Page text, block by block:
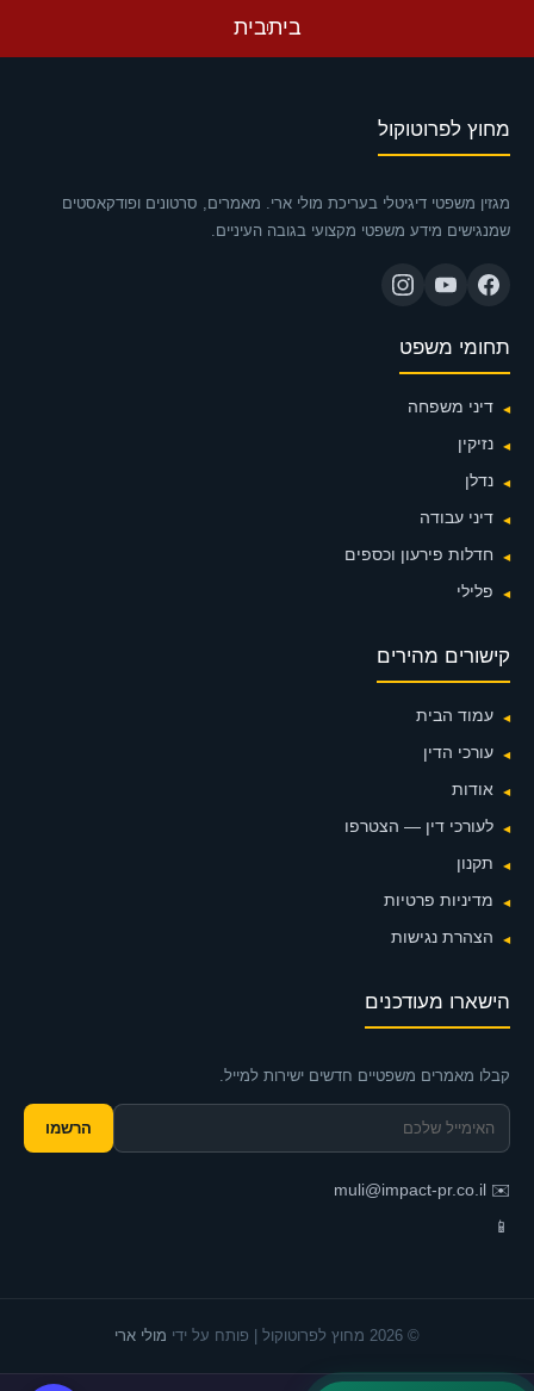
ביתבית
מחוץ לפרוטוקול
מגזין משפטי דיגיטלי בעריכת מולי ארי. מאמרים, סרטונים ופודקאסטים
שמנגישים מידע משפטי מקצועי בגובה העיניים.
תחומי משפט
דיני משפחה
נזיקין
נדלן
דיני עבודה
חדלות פירעון וכספים
פלילי
קישורים מהירים
עמוד הבית
עורכי הדין
אודות
לעורכי דין — הצטרפו
תקנון
מדיניות פרטיות
הצהרת נגישות
הישארו מעודכנים
קבלו מאמרים משפטיים חדשים ישירות למייל.
הרשמו
✉️
muli@impact-pr.co.il
📱
© 2026 מחוץ לפרוטוקול | פותח על ידי מולי ארי